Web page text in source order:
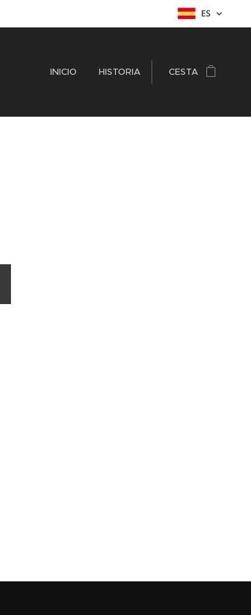
ES
INICIO HISTORIA CESTA